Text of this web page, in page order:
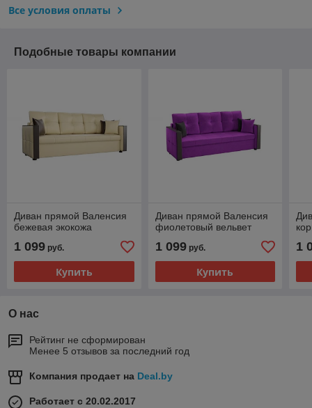
Все условия оплаты
Подобные товары компании
Диван прямой Валенсия
бежевая экокожа
1 099 руб.
Купить
Диван прямой Валенсия
фиолетовый вельвет
1 099руб.
Купить
1
О нас
Рейтинг не сформирован
Менее 5 отзывов за последний год
Компания продает на Deal.by
Работает с 20.02.2017